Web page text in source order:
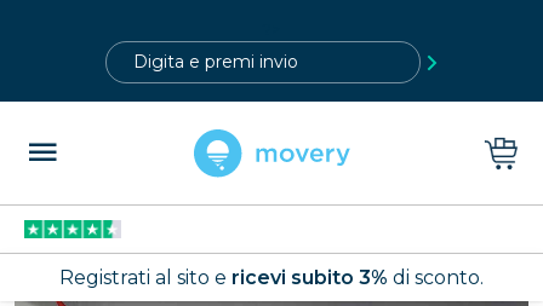
Registrati al sito e ricevi subito 3% di sconto.